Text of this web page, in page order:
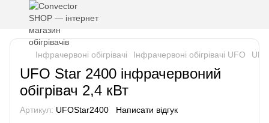
Інфрачервоні обігрівачі Інфрачервоні обігрівачі UFO
UFO Star 2400 інфрачервоний
обігрівач 2,4 кВт
Артикул: UFOStar2400 Написати відгук